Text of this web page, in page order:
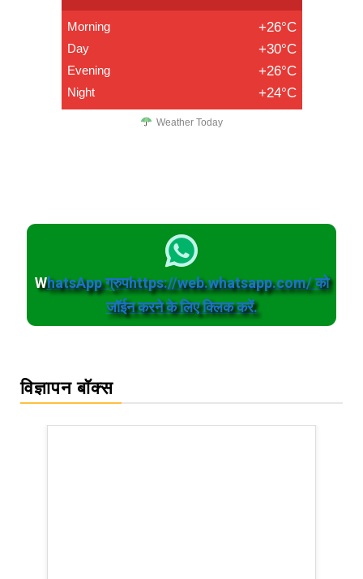
Morning +26°C
Day +30°C
Evening +26°C
Night +24°C
Weather Today
WhatsApp ग्रुपhttps://web.whatsapp.com/ को
जॉईन करने के लिए क्लिक करें.
विज्ञापन बॉक्स